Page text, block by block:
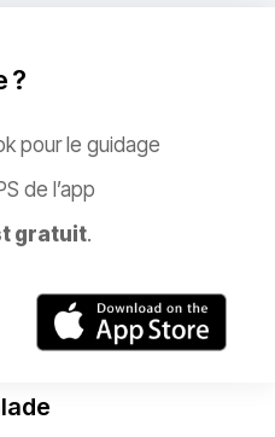
?
pour le guidage
de l’app
gratuit.